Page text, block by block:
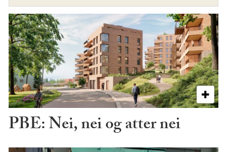
PBE: Nei, nei og atter nei